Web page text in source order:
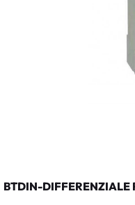
BTDIN-DIFFERENZIALE